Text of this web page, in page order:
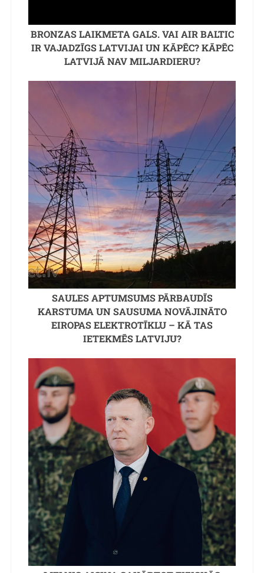
BRONZAS LAIKMETA GALS. VAI AIR BALTIC
IR VAJADZĪGS LATVIJAI UN KĀPĒC? KĀPĒC
LATVIJĀ NAV MILJARDIERU?
SAULES APTUMSUMS PĀRBAUDĪS
KARSTUMA UN SAUSUMA NOVĀJINĀTO
EIROPAS ELEKTROTĪKLU – KĀ TAS
IETEKMĒS LATVIJU?